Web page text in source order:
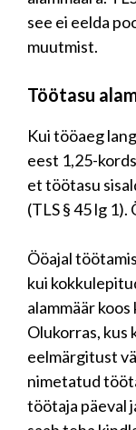
see ei eelda
muutmist.
Töötasu
Kui tööaeg
eest 1,25-
et töötasu
(TLS § 45 lg
Ööajal
kui
alammäär
Olukorras, kus
eelmärgitust
nimetatud
töötaja päeval